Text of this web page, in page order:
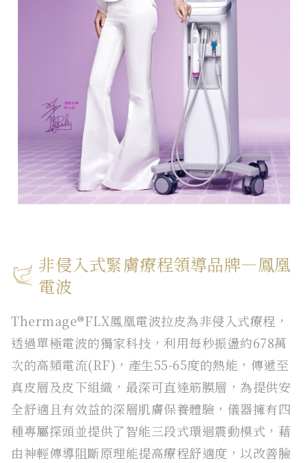
非侵入式緊膚療程領導品牌—鳳凰
電波
Thermage®FLX鳳凰電波拉皮為非侵入式療程，
透過單極電波的獨家科技，利用每秒振盪約678萬
次的高頻電流(RF)，產生55-65度的熱能，傳遞至
真皮層及皮下組織，最深可直達筋膜層，為提供安
全舒適且有效益的深層肌膚保養體驗，儀器擁有四
種專屬探頭並提供了智能三段式環迴震動模式，藉
由神輕傳導阻斷原理能提高療程舒適度，以改善臉